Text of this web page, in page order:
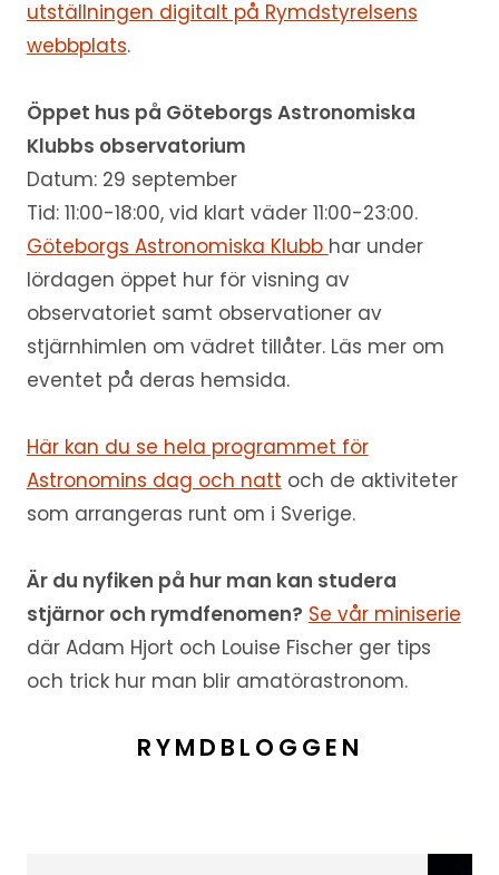
utställningen digitalt på Rymdstyrelsens
webbplats.
Öppet hus på Göteborgs Astronomiska
Klubbs observatorium
Datum: 29 september
Tid: 11:00-18:00, vid klart väder 11:00-23:00.
Göteborgs Astronomiska Klubb har under
lördagen öppet hur för visning av
observatoriet samt observationer av
stjärnhimlen om vädret tillåter. Läs mer om
eventet på deras hemsida.
Här kan du se hela programmet för
Astronomins dag och natt och de aktiviteter
som arrangeras runt om i Sverige.
Är du nyfiken på hur man kan studera
stjärnor och rymdfenomen? Se vår miniserie
där Adam Hjort och Louise Fischer ger tips
och trick hur man blir amatörastronom.
RYMDBLOGGEN